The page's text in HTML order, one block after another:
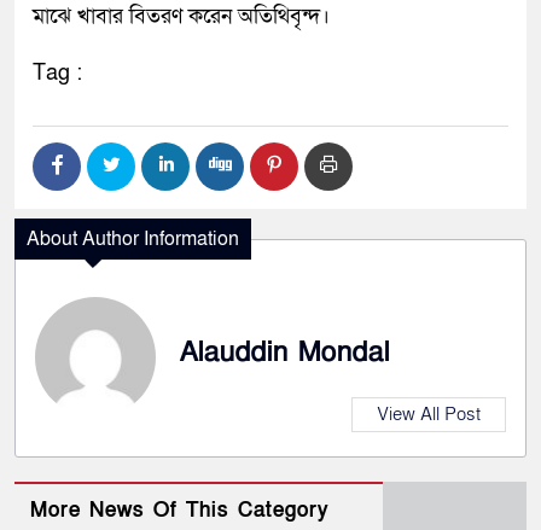
মাঝে খাবার বিতরণ করেন অতিথিবৃন্দ।
Tag :
About Author Information
Alauddin Mondal
View All Post
More News Of This Category